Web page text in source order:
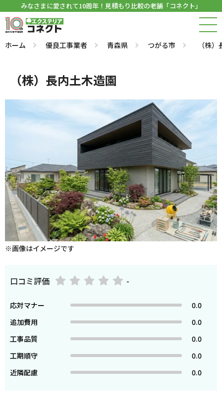
みなさまに愛されて10周年！見積もり比較の老舗「コネクト」
ホーム 優良工事業者 青森県 つがる市 （株
（株）長内土木造園
※画像はイメージです
口コミ評価 -
応対マナー
0.0
追加費用
0.0
工事品質
0.0
工期順守
0.0
近隣配慮
0.0